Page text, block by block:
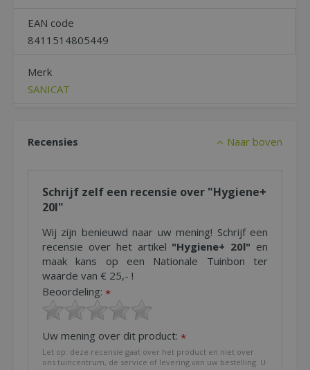
EAN code
8411514805449
Merk
SANICAT
Recensies Naar boven
Schrijf zelf een recensie over "Hygiene+
20l"
Wij zijn benieuwd naar uw mening! Schrijf een
recensie over het artikel "Hygiene+ 20l" en
maak kans op een Nationale Tuinbon ter
waarde van € 25,- !
Beoordeling: *
Uw mening over dit product: *
Let op: deze recensie gaat over het product en niet over
ons tuincentrum, de service of levering van uw bestelling. U